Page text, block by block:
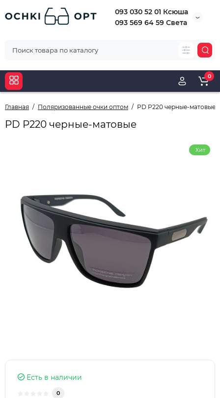
093 030 52 01 Ксюша
093 569 64 59 Света
0
Главная Поляризованные очки оптом PD P220 черные-матовые
PD P220 черные-матовые
Хит
Есть в наличии
0